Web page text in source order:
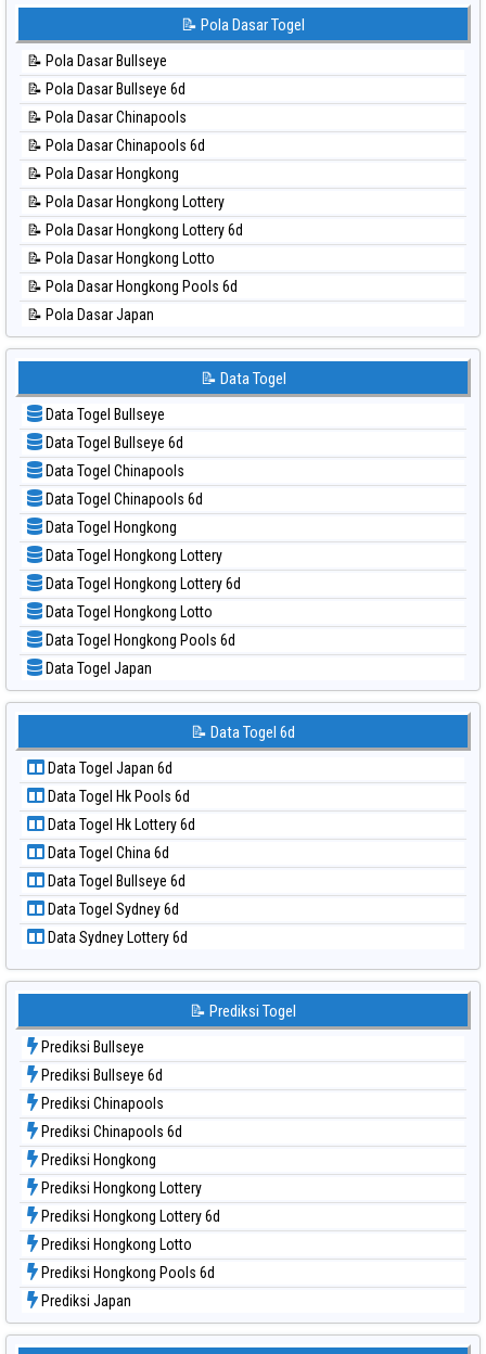
⚽ Bola Hitam Taiwan
📊 Statistik Kuda Lari
📊 Statistik Magnum Cambodia
📊 Statistik Nagoya
📊 Statistik New York Midday
📊 Statistik North Carolina Day
📊 Statistik Pcso
📊 Statistik Pennsylvania Day
📊 Statistik Sao Paulo
📊 Statistik Singapore
📊 Statistik Sydney
📊 Statistik Sydney Lottery
📊 Statistik Sydney Pools 6d
📊 Statistik Taipei
📊 Statistik Taiwan
📝 Pola Dasar Togel
📝 Pola Dasar Bullseye
📝 Pola Dasar Bullseye 6d
📝 Pola Dasar Chinapools
📝 Pola Dasar Chinapools 6d
📝 Pola Dasar Hongkong
📝 Pola Dasar Hongkong Lottery
📝 Pola Dasar Hongkong Lottery 6d
📝 Pola Dasar Hongkong Lotto
📝 Pola Dasar Hongkong Pools 6d
📝 Pola Dasar Japan
📝 Pola Dasar Japan 6d
📝 Pola Dasar Kuda Lari
📝 Pola Dasar Magnum Cambodia
📝 Pola Dasar Nagoya
📝 Pola Dasar North Carolina Day
📝 Pola Dasar Pcso
📝 Pola Dasar Sao Paulo
📝 Pola Dasar Singapore
📝 Pola Dasar Sydney
📝 Pola Dasar Sydney Lottery
📝 Pola Dasar Sydney Lottery 6d
📝 Pola Dasar Sydney Lotto
📝 Pola Dasar Taiwan
📝 Data Togel
Data Togel Bullseye
Data Togel Bullseye 6d
Data Togel Chinapools
Data Togel Chinapools 6d
Data Togel Hongkong
Data Togel Hongkong Lottery
Data Togel Hongkong Lottery 6d
Data Togel Hongkong Lotto
Data Togel Hongkong Pools 6d
Data Togel Japan
Data Togel Japan 6d
Data Togel Kuda Lari
Data Togel Magnum Cambodia
Data Togel Nagoya
Data Togel North Carolina Day
Data Togel Pcso
Data Togel Sao Paulo
Data Togel Singapore
Data Togel Sydney
Data Togel Sydney Lottery
Data Togel Sydney Lottery 6d
Data Togel Sydney Lotto
Data Togel Sydney Pools 6d
Data Togel Taipei
Data Togel Taiwan
📝 Data Togel 6d
Data Togel Japan 6d
Data Togel Hk Pools 6d
Data Togel Hk Lottery 6d
Data Togel China 6d
Data Togel Bullseye 6d
Data Togel Sydney 6d
Data Sydney Lottery 6d
📝 Prediksi Togel
Prediksi Bullseye
Prediksi Bullseye 6d
Prediksi Chinapools
Prediksi Chinapools 6d
Prediksi Hongkong
Prediksi Hongkong Lottery
Prediksi Hongkong Lottery 6d
Prediksi Hongkong Lotto
Prediksi Hongkong Pools 6d
Prediksi Japan
Prediksi Japan 6d